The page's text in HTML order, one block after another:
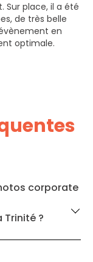
Sur place, il a été
de très belle
en
optimale.
corporate
Trinité ?